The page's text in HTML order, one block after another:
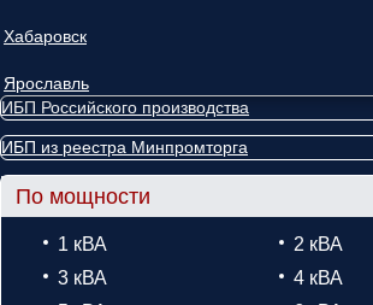
Хабаровск
Ярославль
ИБП Российского производства
ИБП из реестра Минпромторга
По мощности
1 кВА
2 кВА
3 кВА
4 кВА